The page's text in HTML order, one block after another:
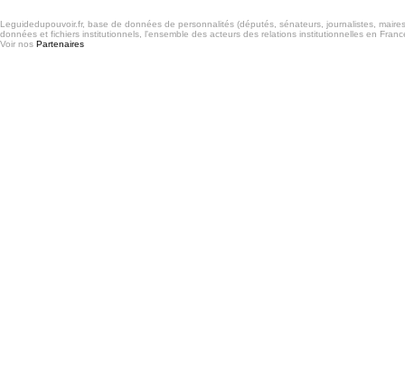
Leguidedupouvoir.fr, base de données de personnalités (députés, sénateurs, journalistes,
données et fichiers institutionnels, l'ensemble des acteurs des relations institutionnelles en
Voir nos Partenaires